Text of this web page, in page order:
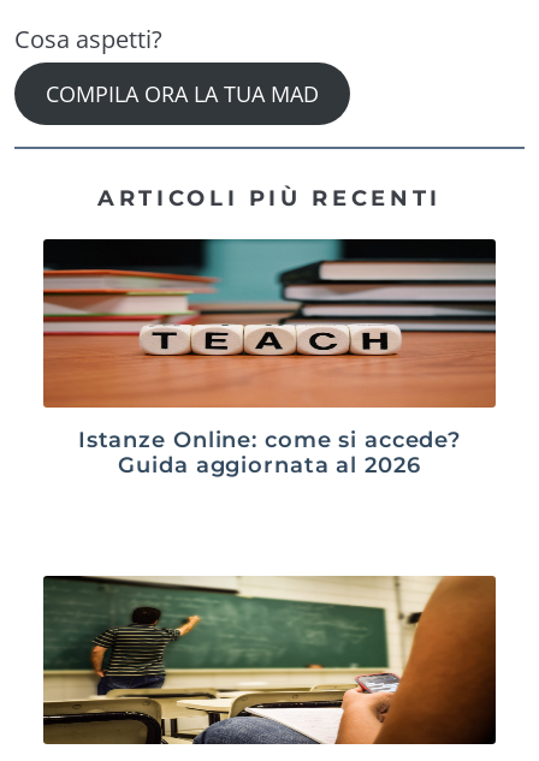
Cosa aspetti?
COMPILA ORA LA TUA MAD
ARTICOLI PIÙ RECENTI
Istanze Online: come si accede?
Guida aggiornata al 2026